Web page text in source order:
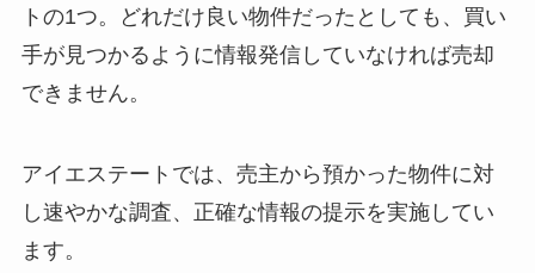
トの1つ。どれだけ良い物件だったとしても、買い
手が見つかるように情報発信していなければ売却
できません。
アイエステートでは、売主から預かった物件に対
し速やかな調査、正確な情報の提示を実施してい
ます。